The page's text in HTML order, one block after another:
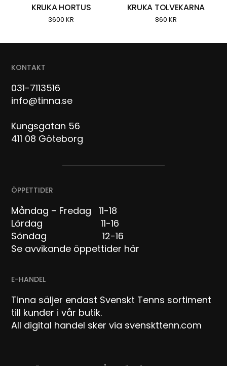
KRUKA HORTUS
3600KR
KRUKA TOLVEKARNA
860 KR
KONTAKT
031-7113516
info@tinna.se
Kungsgatan 56
411 08 Göteborg
ÖPPETTIDER
Måndag – Fredag 11-18
Lördag 11-16
Söndag 12-16
Se avvikande öppettider här
E-HANDEL
Tinna säljer endast Svenskt Tenns sortiment
till kunder i vår butik.
All digital handel sker via svenskttenn.com